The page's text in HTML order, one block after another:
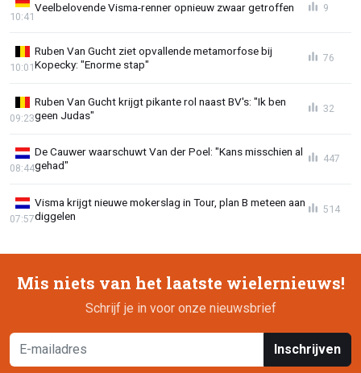
Veelbelovende Visma-renner opnieuw zwaar getroffen
10:41
9
Ruben Van Gucht ziet opvallende metamorfose bij
Kopecky: "Enorme stap"
10:01
76
Ruben Van Gucht krijgt pikante rol naast BV's: "Ik ben
geen Judas"
09:23
32
De Cauwer waarschuwt Van der Poel: "Kans misschien al
gehad"
08:44
447
Visma krijgt nieuwe mokerslag in Tour, plan B meteen aan
diggelen
07:57
514
Mis niets van het laatste wielernieuws!
Schrijf je in voor onze nieuwsbrief
Inschrijven